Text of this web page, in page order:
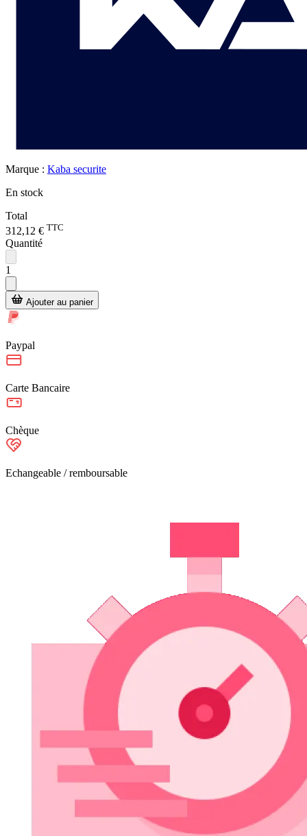
Marque : Kaba securite
En stock
Total
312,12 € TTC
Quantité
1
Ajouter au panier
Paypal
Carte Bancaire
Chèque
Echangeable / remboursable